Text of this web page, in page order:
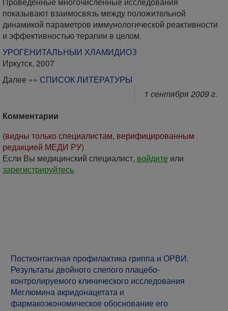
показывают взаимосвязь между положительной
динамикой параметров иммунологической реактивности
и эффективностью терапии в целом.
УРОГЕНИТАЛЬНЫИ ХЛАМИДИОЗ
Иркутск, 2007
Далее »» СПИСОК ЛИТЕРАТУРЫ
1 сентября 2009 г.
Комментарии
(видны только специалистам, верифицированным
редакцией МЕДИ РУ)
Если Вы медицинский специалист, войдите или
зарегистрируйтесь
Постконтактная профилактика гриппа и ОРВИ.
Результаты двойного слепого плацебо-
контролируемого клинического исследования
Меглюмина акридонацетата и
фармакоэкономическое обоснование его